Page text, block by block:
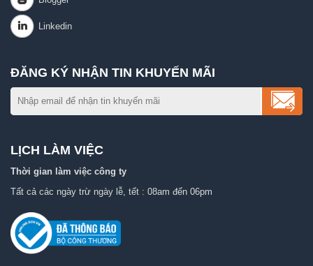
ĐĂNG KÝ NHẬN TIN KHUYẾN MÃI
LỊCH LÀM VIỆC
Thời gian làm việc công ty
Tất cả các ngày trừ ngày lễ, tết : 08am đến 06pm